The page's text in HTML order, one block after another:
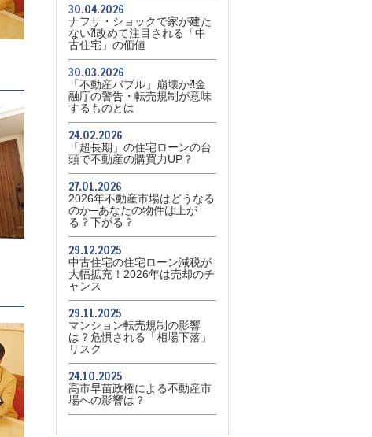
30.04.2026
ナフサ・ショックで家が建た
ない⁈改めて注目される「中
古住宅」の価値
30.03.2026
「不動産バブル」崩壊か⁈金
融庁の警告・転売規制が意味
するものとは
24.02.2026
「超長期」の住宅ローンの台
頭で不動産の購買力UP？
27.01.2026
2026年不動産市場はどうなる
のか─あなたの物件は上が
る？下がる？
29.12.2025
中古住宅の住宅ローン減税が
大幅拡充！2026年は売却のチ
ャンス
29.11.2025
マンション転売規制の影響
は？危惧される「相場下落」
リスク
24.10.2025
高市早苗政権による不動産市
場への影響は？